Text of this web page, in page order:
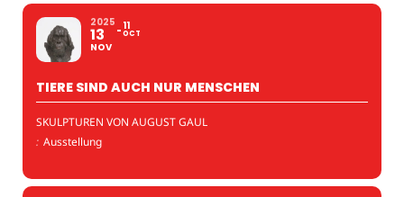
2025
13
NOV
11
OCT
TIERE SIND AUCH NUR MENSCHEN
SKULPTUREN VON AUGUST GAUL
: Ausstellung